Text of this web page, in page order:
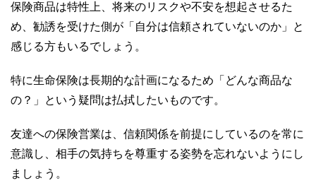
保険商品は特性上、将来のリスクや不安を想起させるた
め、勧誘を受けた側が「自分は信頼されていないのか」と
感じる方もいるでしょう。
特に生命保険は長期的な計画になるため「どんな商品な
の？」という疑問は払拭したいものです。
友達への保険営業は、信頼関係を前提にしているのを常に
意識し、相手の気持ちを尊重する姿勢を忘れないようにし
ましょう。